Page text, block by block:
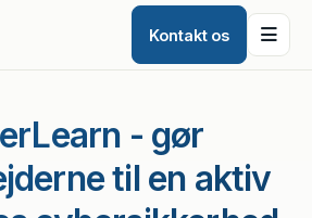
Kontakt os
- gør
til en aktiv